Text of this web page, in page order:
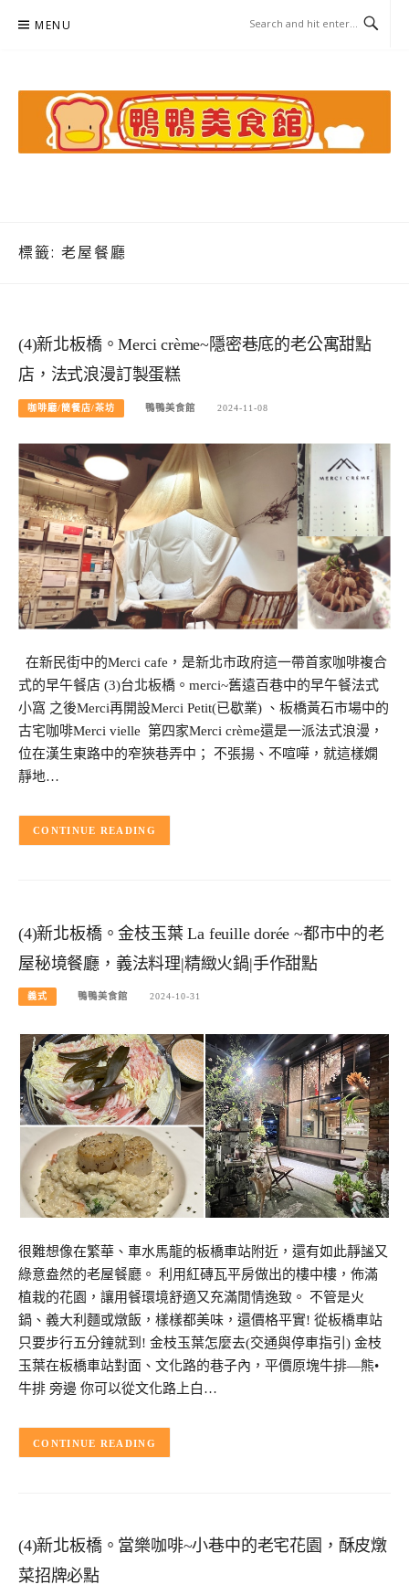
MENU
標籤: 老屋餐廳
(4)新北板橋。Merci crème~隱密巷底的老公寓甜點
店，法式浪漫訂製蛋糕
咖啡廳/簡餐店/茶坊 鴨鴨美食館 2024-11-08
在新民街中的Merci cafe，是新北市政府這一帶首家咖啡複合
式的早午餐店 (3)台北板橋。merci~舊遠百巷中的早午餐法式
小窩 之後Merci再開設Merci Petit(已歇業) 、板橋黃石市場中的
古宅咖啡Merci vielle 第四家Merci crème還是一派法式浪漫，
位在漢生東路中的窄狹巷弄中； 不張揚、不喧嘩，就這樣嫻
靜地…
CONTINUE READING
(4)新北板橋。金枝玉葉 La feuille dorée ~都市中的老
屋秘境餐廳，義法料理|精緻火鍋|手作甜點
義式 鴨鴨美食館 2024-10-31
很難想像在繁華、車水馬龍的板橋車站附近，還有如此靜謐又
綠意盎然的老屋餐廳。 利用紅磚瓦平房做出的樓中樓，佈滿
植栽的花園，讓用餐環境舒適又充滿閒情逸致。 不管是火
鍋、義大利麵或燉飯，樣樣都美味，還價格平實! 從板橋車站
只要步行五分鐘就到! 金枝玉葉怎麼去(交通與停車指引) 金枝
玉葉在板橋車站對面、文化路的巷子內，平價原塊牛排—熊•
牛排 旁邊 你可以從文化路上白…
CONTINUE READING
(4)新北板橋。當樂咖啡~小巷中的老宅花園，酥皮燉
菜招牌必點